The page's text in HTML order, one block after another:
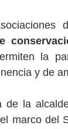
la
y de
de la
marco del